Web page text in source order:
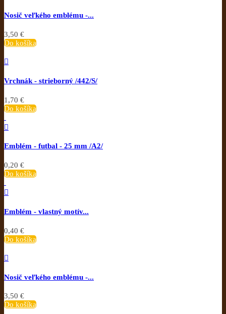
Nosič veľkého emblému -...
3,50 €
Do košíka

Vrchnák - strieborný /442/S/
1,70 €
Do košíka

Emblém - futbal - 25 mm /A2/
0,20 €
Do košíka

Emblém - vlastný motív...
0,40 €
Do košíka

Nosič veľkého emblému -...
3,50 €
Do košíka